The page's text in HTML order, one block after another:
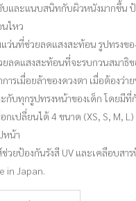
บและแนบสนิทกับผิวหนังมากขึ้น ป้
นไหว
แว่นที่ช่วยลดแสงสะท้อน รูปทรงข
ยลดแสงสะท้อนที่จะรบกวนสมาธิ
ารเมื่อยล้าของดวงตา เมื่อต้องว่า
ะกับทุกรูปทรงหน้าของเด็ก โดยมี
กเปลี่ยนได้ 4 ขนาด (XS, S, M,
หน้า
ช่วยป้องกันรังสี UV และเคลือบสา
in Japan.